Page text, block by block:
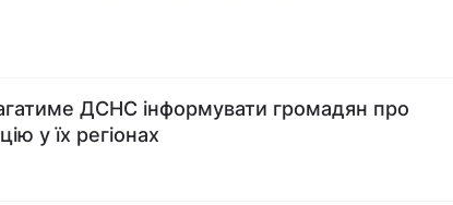
ДСНС інформувати громадян про
у їх регіонах